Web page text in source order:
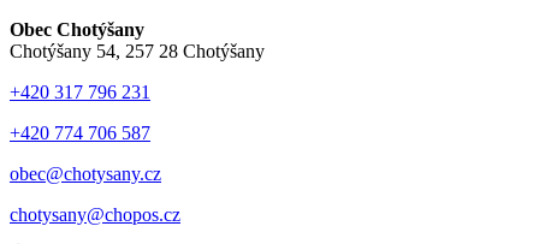
Obec Chotýšany
Chotýšany 54, 257 28 Chotýšany
+420 317 796 231
+420 774 706 587
obec@chotysany.cz
chotysany@chopos.cz